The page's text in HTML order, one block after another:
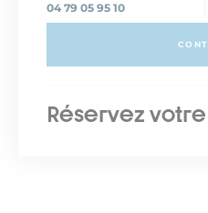
04 79 05 95 10
Réservez